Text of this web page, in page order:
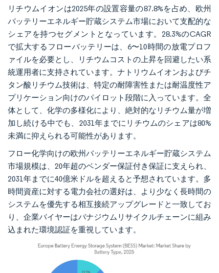
リチウムイオンは2025年の設置容量の87.8%を占め、欧州
バッテリーエネルギー貯蔵システム市場において支配的な
シェアを持つセグメントとなっています。28.3%のCAGR
で拡大するフローバッテリーは、6〜10時間の放電プロフ
ァイルを必要とし、リチウムコストの上昇を回避したい系
統運用者に支持されています。ナトリウムイオンおよびチ
タン酸リチウム技術は、特定の耐障害性または耐温度性ア
プリケーション向けのパイロット段階に入っています。全
体として、化学の多様化により、絶対的なリチウム量が増
加し続ける中でも、2031年までにリチウムのシェアは80%
未満に抑えられる可能性があります。
フロー化学向けの欧州バッテリーエネルギー貯蔵システム
市場規模は、20年超のベンダー保証付き保証に支えられ、
2031年までに40億米ドルを超えると予想されています。多
時間資産に対する電力会社の選好は、より少なく長時間の
システムを優先する相互接続アップグレードと一致してお
り、企業バイヤーはバナジウムリサイクルチェーンに組み
込まれた環境認証を重視しています。